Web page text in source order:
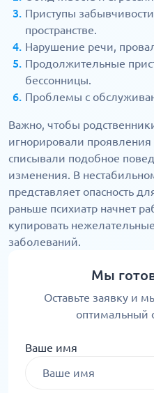
Приступы
пространстве.
Нарушение речи,
Продолжительные
бессонницы.
Проблемы с
Важно, чтобы
игнорировали проявления
списывали подобное
изменения. В
представляет опасность
раньше психиатр начнет
купировать
заболеваний.
Мы
Оставьте заявку и
оптимальный
Ваше имя